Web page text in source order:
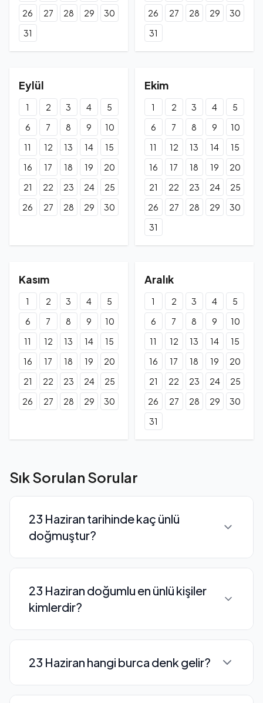
26
27 28 29
30
31
26
27 28 29
30
31
Eylül
1 2 3 4
5
6
7 8 9
10
11
12 13 14
15
16
17 18 19
20
21
22 23 24
25
26
27 28 29 30
Ekim
1 2 3 4
5
6
7 8 9
10
11
12 13 14
15
16
17 18 19
20
21
22 23 24
25
26
27 28 29
30
31
Kasım
1 2 3 4
5
6
7 8 9
10
11
12 13 14
15
16
17 18 19
20
21
22 23 24
25
26
27 28 29 30
Aralık
1 2 3 4
5
6
7 8 9
10
11
12 13 14
15
16
17 18 19
20
21
22 23 24
25
26
27 28 29
30
31
Sık Sorulan Sorular
23 Haziran tarihinde kaç ünlü
doğmuştur?
doğmuştur. Bunların 6 tanesi oyuncu, 0
tanesi şarkıcıdır.
23 Haziran doğumlu en ünlü kişiler
kimlerdir?
Sema Öztürk, Arzu Okay, HoYeon Jung
gibi isimler 23 Haziran doğumludur.
23 Haziran hangi burca denk gelir?